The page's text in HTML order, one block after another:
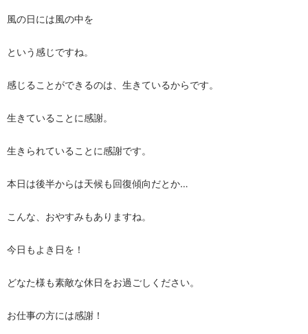
風の日には風の中を
という感じですね。
感じることができるのは、生きているからです。
生きていることに感謝。
生きられていることに感謝です。
本日は後半からは天候も回復傾向だとか…
こんな、おやすみもありますね。
今日もよき日を！
どなた様も素敵な休日をお過ごしください。
お仕事の方には感謝！